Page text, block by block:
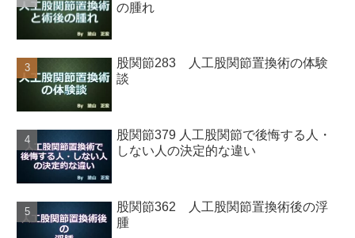
の腫れ
股関節283 人工股関節置換術の体験
談
股関節379 人工股関節で後悔する人・
しない人の決定的な違い
股関節362 人工股関節置換術後の浮
腫